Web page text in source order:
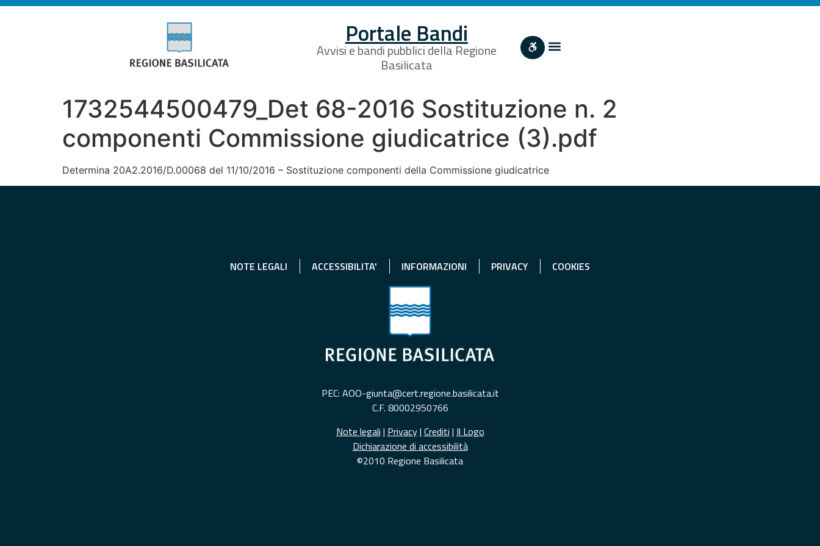
Portale Bandi
Avvisi e bandi pubblici della Regione
Basilicata
1732544500479_Det 68-2016 Sostituzione n. 2
componenti Commissione giudicatrice (3).pdf
Determina 20A2.2016/D.00068 del 11/10/2016 – Sostituzione componenti della Commissione giudicatrice
NOTE LEGALI ACCESSIBILITA' INFORMAZIONI PRIVACY COOKIES
PEC: AOO-giunta@cert.regione.basilicata.it
C.F. 80002950766
Note legali | Privacy| Crediti | Il Logo
Dichiarazione di accessibilità
©2010 Regione Basilicata